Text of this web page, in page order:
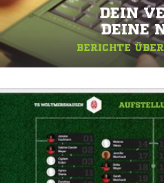
DEIN
DEINE
BERICHTE